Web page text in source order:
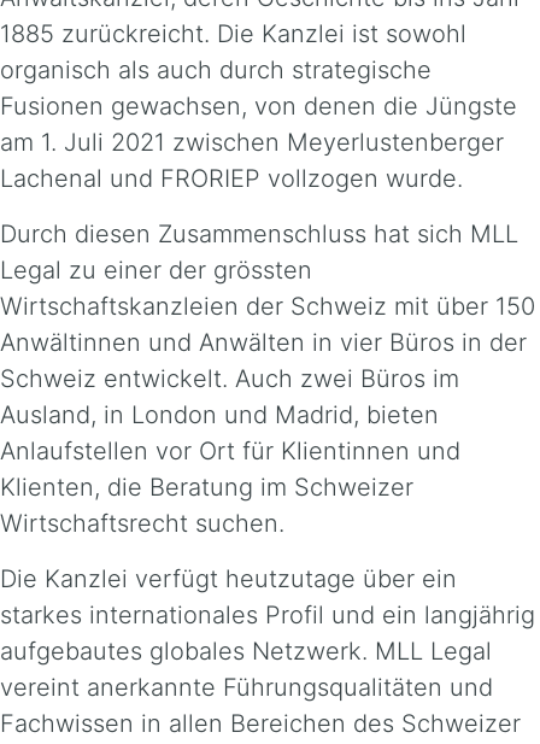
1885 zurückreicht. Die Kanzlei ist sowohl
organisch als auch durch strategische
Fusionen gewachsen, von denen die Jüngste
am 1. Juli 2021 zwischen Meyerlustenberger
Lachenal und FRORIEP vollzogen wurde.
Durch diesen Zusammenschluss hat sich MLL
Legal zu einer der grössten
Wirtschaftskanzleien der Schweiz mit über 150
Anwältinnen und Anwälten in vier Büros in der
Schweiz entwickelt. Auch zwei Büros im
Ausland, in London und Madrid, bieten
Anlaufstellen vor Ort für Klientinnen und
Klienten, die Beratung im Schweizer
Wirtschaftsrecht suchen.
Die Kanzlei verfügt heutzutage über ein
starkes internationales Profil und ein langjährig
aufgebautes globales Netzwerk. MLL Legal
vereint anerkannte Führungsqualitäten und
Fachwissen in allen Bereichen des Schweizer